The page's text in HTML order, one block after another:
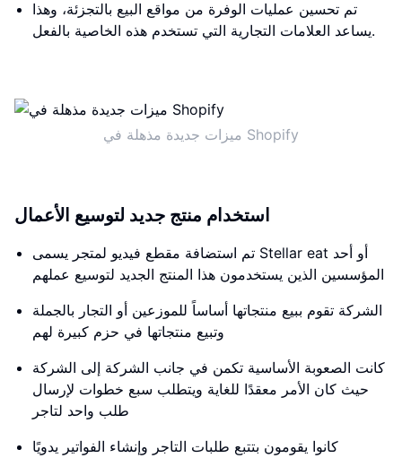
تم تحسين عمليات الوفرة من مواقع البيع بالتجزئة، وهذا
يساعد العلامات التجارية التي تستخدم هذه الخاصية بالفعل.
ميزات جديدة مذهلة في Shopify
استخدام منتج جديد لتوسيع الأعمال
تم استضافة مقطع فيديو لمتجر يسمى Stellar eat أو أحد
المؤسسين الذين يستخدمون هذا المنتج الجديد لتوسيع عملهم
الشركة تقوم ببيع منتجاتها أساساً للموزعين أو التجار بالجملة
وتبيع منتجاتها في حزم كبيرة لهم
كانت الصعوبة الأساسية تكمن في جانب الشركة إلى الشركة
حيث كان الأمر معقدًا للغاية ويتطلب سبع خطوات لإرسال
طلب واحد لتاجر
كانوا يقومون بتتبع طلبات التاجر وإنشاء الفواتير يدويًا